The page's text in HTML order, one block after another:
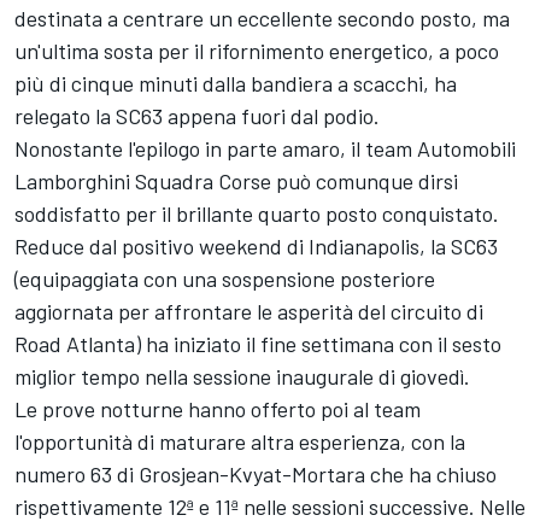
destinata a centrare un eccellente secondo posto, ma
un'ultima sosta per il rifornimento energetico, a poco
più di cinque minuti dalla bandiera a scacchi, ha
relegato la SC63 appena fuori dal podio.
Nonostante l'epilogo in parte amaro, il team Automobili
Lamborghini Squadra Corse può comunque dirsi
soddisfatto per il brillante quarto posto conquistato.
Reduce dal positivo weekend di Indianapolis, la SC63
(equipaggiata con una sospensione posteriore
aggiornata per affrontare le asperità del circuito di
Road Atlanta) ha iniziato il fine settimana con il sesto
miglior tempo nella sessione inaugurale di giovedì.
Le prove notturne hanno offerto poi al team
l'opportunità di maturare altra esperienza, con la
numero 63 di Grosjean-Kvyat-Mortara che ha chiuso
rispettivamente 12ª e 11ª nelle sessioni successive. Nelle